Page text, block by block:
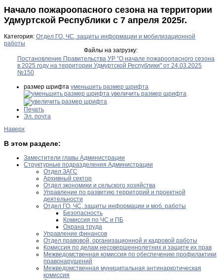
Начало пожароопасного сезона на территории
Удмуртской Республики с 7 апреля 2025г.
Категория: Отдел ГО, ЧС, защиты информации и мобилизационной
работы
Файлы на загрузку:
Постановление Правительства УР "О начале пожароопасного сезона
в 2025 году на территории Удмуртской Республики" от 24.03.2025
№150
размер шрифта уменьшить размер шрифта
увеличить размер шрифта
Печать
Эл. почта
Наверх
В этом разделе:
Заместители главы Администрации
Структурные подразделения Администрации
Отдел ЗАГС
Архивный сектор
Отдел экономики и сельского хозяйства
Управление по развитию территорий и проектной
деятельности
Отдел ГО, ЧС, защиты информации и моб. работы
Безопасность
Комиссия по ЧС и ПБ
Охрана труда
Управление финансов
Отдел правовой, организационной и кадровой работы
Комиссия по делам несовершеннолетних и защите их прав
Межведомственная комиссия по обеспечению профилактики
правонарушений
Межведомственная муниципальная антинаркотическая
комиссия